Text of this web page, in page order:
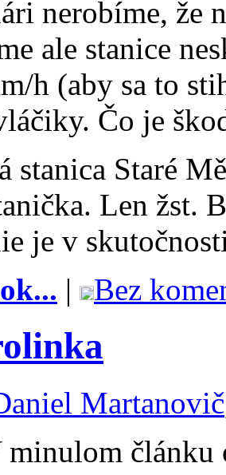
nerobíme, že
ale stanice
h (aby sa to
Čo je
stanica Staré
Len žst.
je v
| Bez
Martanovič
minulom